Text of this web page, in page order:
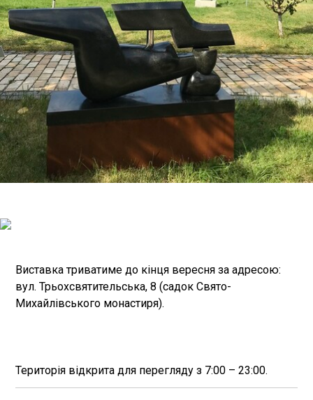
Виставка триватиме до кінця вересня за адресою:
вул. Трьохсвятительська, 8 (садок Свято-
Михайлівського монастиря).
Територія відкрита для перегляду з 7:00 – 23:00.